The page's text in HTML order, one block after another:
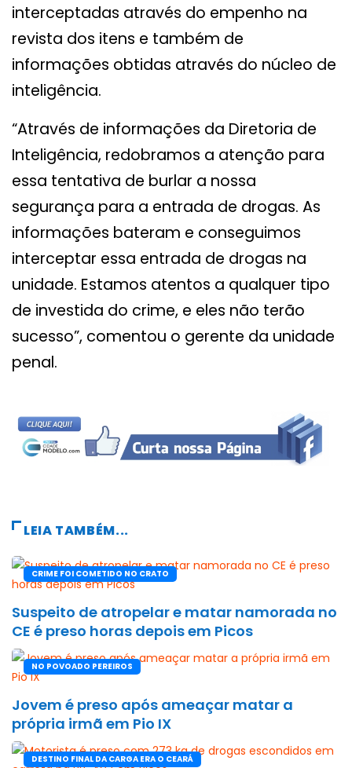
interceptadas através do empenho na
revista dos itens e também de
informações obtidas através do núcleo de
inteligência.
“Através de informações da Diretoria de
Inteligência, redobramos a atenção para
essa tentativa de burlar a nossa
segurança para a entrada de drogas. As
informações bateram e conseguimos
interceptar essa entrada de drogas na
unidade. Estamos atentos a qualquer tipo
de investida do crime, e eles não terão
sucesso”, comentou o gerente da unidade
penal.
LEIA TAMBÉM...
CRIME FOI COMETIDO NO CRATO
Suspeito de atropelar e matar namorada no
CE é preso horas depois em Picos
NO POVOADO PEREIROS
Jovem é preso após ameaçar matar a
própria irmã em Pio IX
DESTINO FINAL DA CARGA ERA O CEARÁ